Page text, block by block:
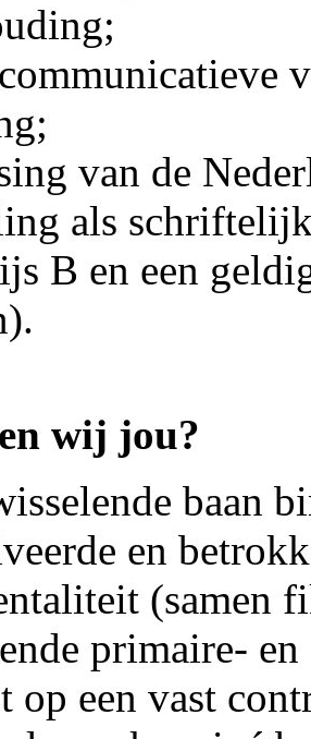
van de
als
B en een
wij jou?
baan
en
(samen
primaire-
op een vast